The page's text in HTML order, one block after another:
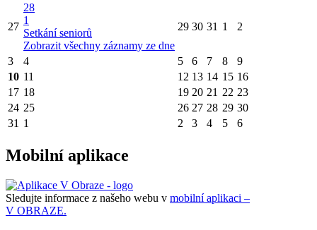
27
28
1
Setkání seniorů
Zobrazit všechny záznamy ze dne
29 30 31 1 2
3 4 5 6 7 8
9
10 11 12 13 14 15 16
17 18 19 20 21 22 23
24 25 26 27 28 29 30
31 1 2 3 4 5 6
Mobilní aplikace
Sledujte informace z našeho webu v mobilní aplikaci –
V OBRAZE.